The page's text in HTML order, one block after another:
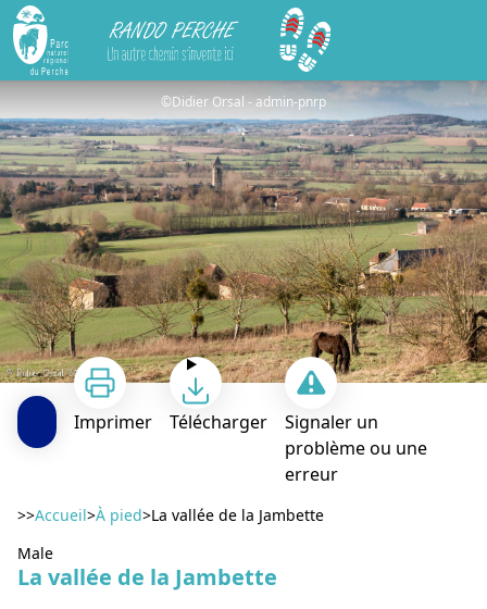
Rando Perche
La vallée de la Jambette©Didier Orsal - admin-pnrp
Imprimer Télécharger
Signaler un
problème ou une
erreur
>>Accueil>À pied>La vallée de la Jambette
Male
La vallée de la Jambette